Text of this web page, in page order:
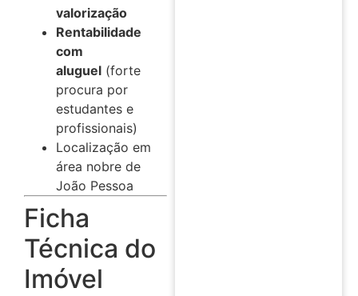
valorização
Rentabilidade
com
aluguel (forte
procura por
estudantes e
profissionais)
Localização em
área nobre de
João Pessoa
Ficha
Técnica do
Imóvel